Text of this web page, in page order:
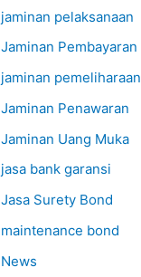
jaminan pelaksanaan
Jaminan Pembayaran
jaminan pemeliharaan
Jaminan Penawaran
Jaminan Uang Muka
jasa bank garansi
Jasa Surety Bond
maintenance bond
News